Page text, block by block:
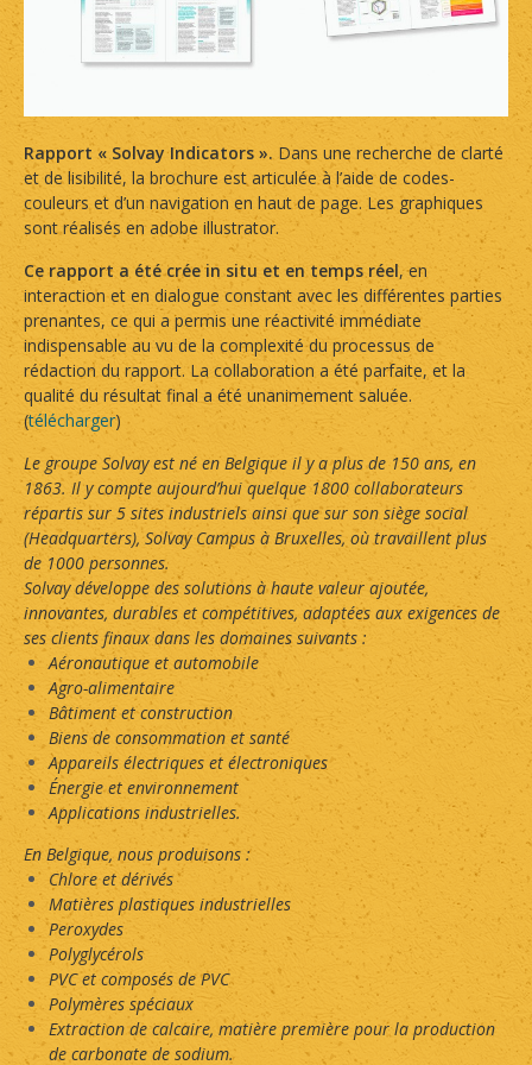
Rapport « Solvay Indicators ». Dans une recherche de clarté
et de lisibilité, la brochure est articulée à l’aide de codes-
couleurs et d’un navigation en haut de page. Les graphiques
sont réalisés en adobe illustrator.
Ce rapport a été crée in situ et en temps réel, en
interaction et en dialogue constant avec les différentes parties
prenantes, ce qui a permis une réactivité immédiate
indispensable au vu de la complexité du processus de
rédaction du rapport. La collaboration a été parfaite, et la
qualité du résultat final a été unanimement saluée.
(télécharger)
Le groupe Solvay est né en Belgique il y a plus de 150 ans, en
1863. Il y compte aujourd’hui quelque 1800 collaborateurs
répartis sur 5 sites industriels ainsi que sur son siège social
(Headquarters), Solvay Campus à Bruxelles, où travaillent plus
de 1000 personnes.
Solvay développe des solutions à haute valeur ajoutée,
innovantes, durables et compétitives, adaptées aux exigences de
ses clients finaux dans les domaines suivants :
Aéronautique et automobile
Agro-alimentaire
Bâtiment et construction
Biens de consommation et santé
Appareils électriques et électroniques
Énergie et environnement
Applications industrielles.
En Belgique, nous produisons :
Chlore et dérivés
Matières plastiques industrielles
Peroxydes
Polyglycérols
PVC et composés de PVC
Polymères spéciaux
Extraction de calcaire, matière première pour la production
de carbonate de sodium.